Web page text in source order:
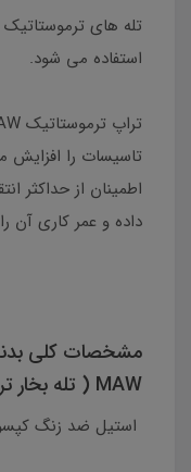
تله های
استفاده می شود.
تاسیسات را افزایش
اطمینان از حداکثر
داده و عمر کاری آن
مشخصات کلی
MAW ( تله بخار ترموستاتیک ):
استیل ضد زنگ